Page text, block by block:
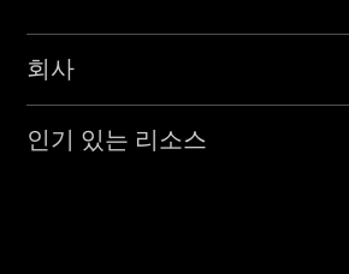
회사
인기 있는 리소스